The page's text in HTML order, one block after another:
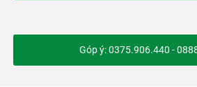
Góp ý: 0375.906.440 -